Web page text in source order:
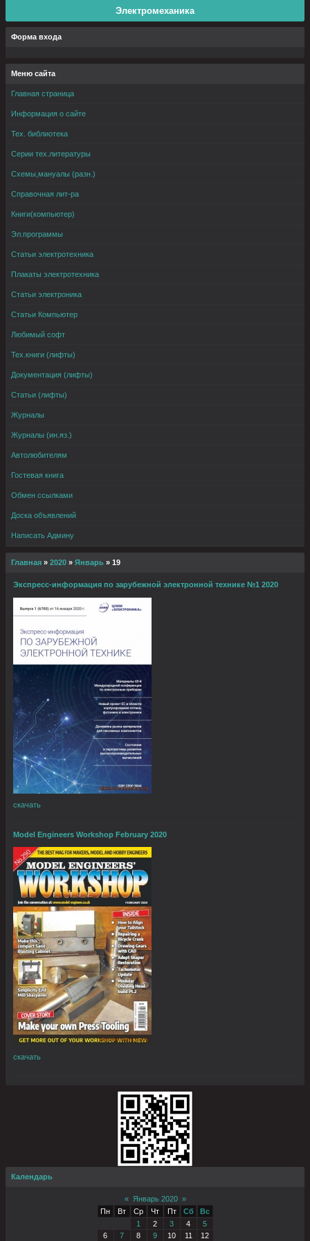
Электромеханика
Форма входа
Меню сайта
Главная страница
Информация о сайте
Тех. библиотека
Серии тех.литературы
Схемы,мануалы (разн.)
Справочная лит-ра
Книги(компьютер)
Эл.программы
Статьи электротехника
Плакаты электротехника
Статьи электроника
Статьи Компьютер
Любимый софт
Тех.книги (лифты)
Документация (лифты)
Статьи (лифты)
Журналы
Журналы (ин.яз.)
Автолюбителям
Гостевая книга
Обмен ссылками
Доска объявлений
Написать Админу
Главная » 2020 » Январь » 19
Экспресс-информация по зарубежной электронной технике №1 2020
скачать
Model Engineers Workshop February 2020
скачать
Календарь
« Январь 2020 »
Пн
Вт Ср Чт Пт Сб
Вс
1
2 3 4
5
6
7 8 9 10 11 12